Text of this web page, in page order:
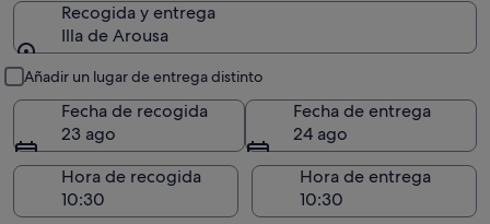
Recogida y entrega
Illa de Arousa
Añadir un lugar de entrega distinto
Fecha de recogida
23 ago
Fecha de entrega
24 ago
Hora de recogida
Hora de entrega